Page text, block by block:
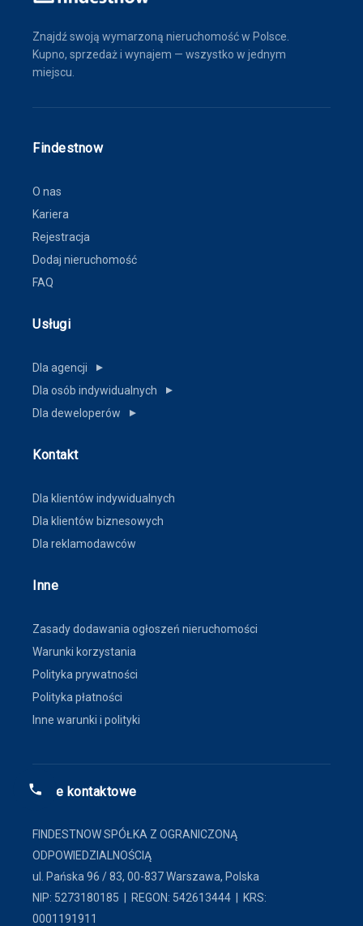
Znajdź swoją wymarzoną nieruchomość w Polsce.
Kupno, sprzedaż i wynajem — wszystko w jednym
miejscu.
Findestnow
O nas
Kariera
Rejestracja
Dodaj nieruchomość
FAQ
Usługi
Dla agencji ▼
Dla osób indywidualnych ▼
Dla deweloperów ▼
Kontakt
Dla klientów indywidualnych
Dla klientów biznesowych
Dla reklamodawców
Inne
Zasady dodawania ogłoszeń nieruchomości
Warunki korzystania
Polityka prywatności
Polityka płatności
Inne warunki i polityki
Dane kontaktowe
FINDESTNOW SPÓŁKA Z OGRANICZONĄ
ODPOWIEDZIALNOŚCIĄ
ul. Pańska 96 / 83, 00-837 Warszawa, Polska
NIP: 5273180185 | REGON: 542613444 | KRS:
0001191911